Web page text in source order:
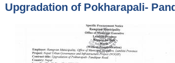
Upgradation of Pokharapali-